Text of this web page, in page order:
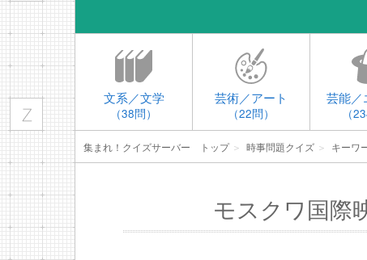
文系／文学
（38問）
芸術／アート
（22問）
芸能／
（
集まれ！クイズサーバー トップ＞ 時事問題クイズ ＞ キーワ
モスクワ国際